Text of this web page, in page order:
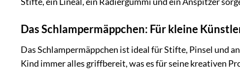
Das Schlampermäppchen: Für kleine
Das Schlampermäppchen ist ideal für Stifte, Pinsel und
Kind immer alles griffbereit, was es für seine kreativen